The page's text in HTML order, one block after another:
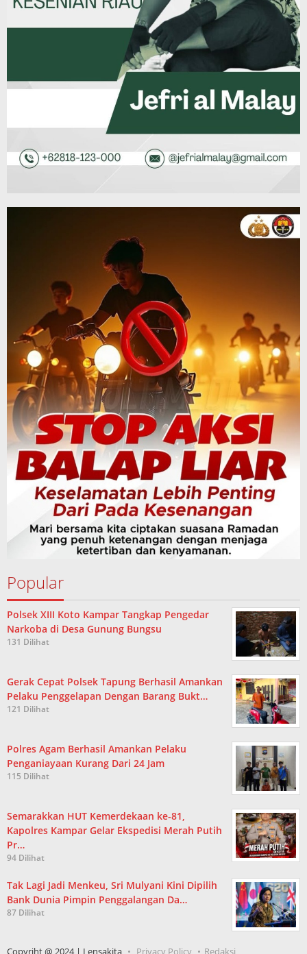
Popular
Polsek XIII Koto Kampar Tangkap Pengedar
Narkoba di Desa Gunung Bungsu
131 Dilihat
Gerak Cepat Polsek Tapung Berhasil Amankan
Pelaku Penggelapan Dengan Barang Bukt…
121 Dilihat
Polres Agam Berhasil Amankan Pelaku
Penganiayaan Kurang Dari 24 Jam
115 Dilihat
Semarakkan HUT Kemerdekaan ke-81,
Kapolres Kampar Gelar Ekspedisi Merah Putih
Pr…
94 Dilihat
Tak Lagi Jadi Menkeu, Sri Mulyani Kini Dipilih
Bank Dunia Pimpin Penggalangan Da…
87 Dilihat
Copyriht @ 2024 | Lensakita Privacy Policy Redaksi